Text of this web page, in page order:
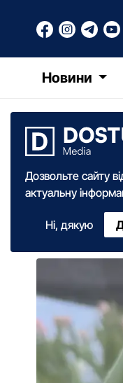
Новини
Дозвольте сайту
актуальну
Ні, дякую
Понад
03 березня·